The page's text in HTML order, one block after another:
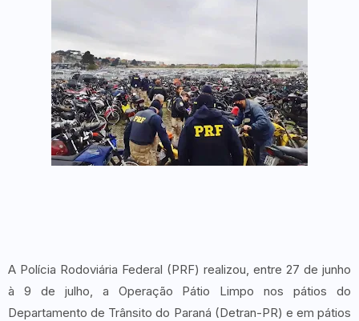
A Polícia Rodoviária Federal (PRF) realizou, entre 27 de junho
à 9 de julho, a Operação Pátio Limpo nos pátios do
Departamento de Trânsito do Paraná (Detran-PR) e em pátios